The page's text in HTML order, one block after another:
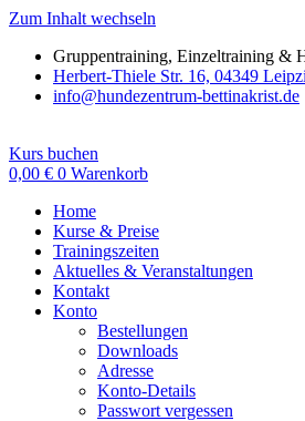
Zum Inhalt wechseln
Gruppentraining, Einzeltraining &
Herbert-Thiele Str. 16, 04349
info@hundezentrum-bettinakrist.de
Kurs buchen
0,00 € 0 Warenkorb
Home
Kurse & Preise
Trainingszeiten
Aktuelles & Veranstaltungen
Kontakt
Konto
Bestellungen
Downloads
Adresse
Konto-Details
Passwort vergessen